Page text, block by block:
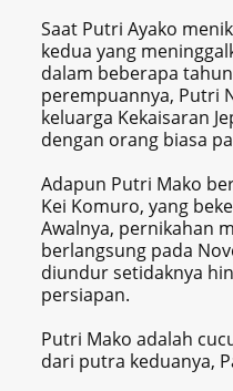
Saat Putri Ayako
kedua yang
dalam beberapa
perempuannya, Putri
keluarga Kekaisaran
dengan orang biasa
Adapun Putri Mako
Kei Komuro, yang
Awalnya, pernikahan
berlangsung pada
diundur setidaknya
persiapan.
Putri Mako adalah
dari putra keduanya,